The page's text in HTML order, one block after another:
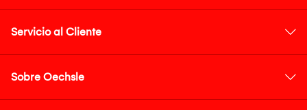
Servicio al Cliente
Sobre Oechsle